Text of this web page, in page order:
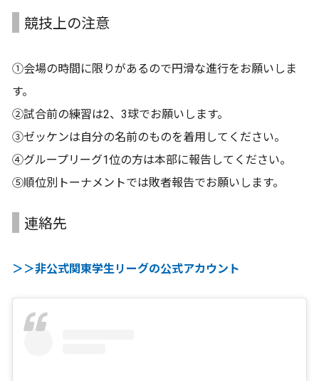
競技上の注意
①会場の時間に限りがあるので円滑な進行をお願いしま
す。
②試合前の練習は2、3球でお願いします。
③ゼッケンは自分の名前のものを着用してください。
④グループリーグ1位の方は本部に報告してください。
⑤順位別トーナメントでは敗者報告でお願いします。
連絡先
＞＞非公式関東学生リーグの公式アカウント